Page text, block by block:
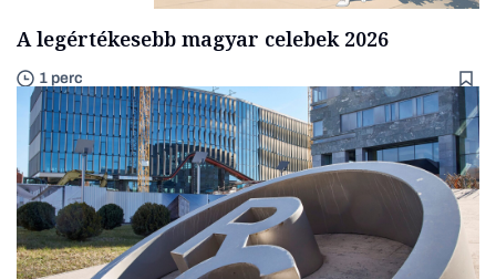
A legértékesebb magyar celebek 2026
1 perc